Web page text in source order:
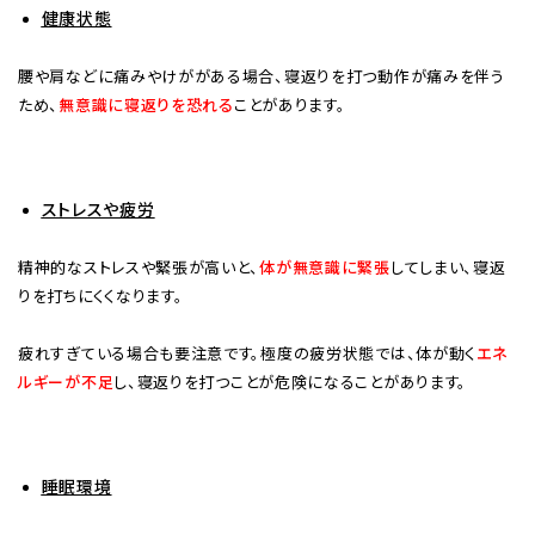
健康状態
腰や肩などに痛みやけががある場合、寝返りを打つ動作が痛みを伴う
ため、 無意識に寝返りを恐れることがあります。
ストレスや疲労
精神的なストレスや緊張が高いと、体が無意識に緊張してしまい、寝返
りを打ちにくくなります。
疲れすぎている場合も要注意です。極度の疲労状態では、体が動く エネ
ルギーが不足し、寝返りを打つことが危険になることがあります。
睡眠環境